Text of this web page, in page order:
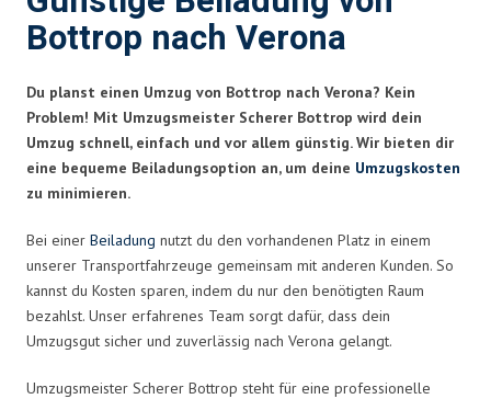
Bottrop nach Verona
Du planst einen Umzug von Bottrop nach Verona? Kein
Problem! Mit Umzugsmeister Scherer Bottrop wird dein
Umzug schnell, einfach und vor allem günstig. Wir bieten dir
eine bequeme Beiladungsoption an, um deine Umzugskosten
zu minimieren.
Bei einer Beiladung nutzt du den vorhandenen Platz in einem
unserer Transportfahrzeuge gemeinsam mit anderen Kunden. So
kannst du Kosten sparen, indem du nur den benötigten Raum
bezahlst. Unser erfahrenes Team sorgt dafür, dass dein
Umzugsgut sicher und zuverlässig nach Verona gelangt.
Umzugsmeister Scherer Bottrop steht für eine professionelle